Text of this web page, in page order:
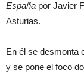
España por Javier
Asturias.
En él se desmonta
y se pone el foco